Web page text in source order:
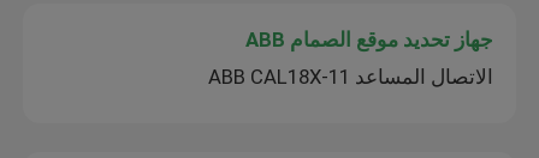
جهاز تحديد موقع الصمام ABB
الاتصال المساعد ABB CAL18X-11